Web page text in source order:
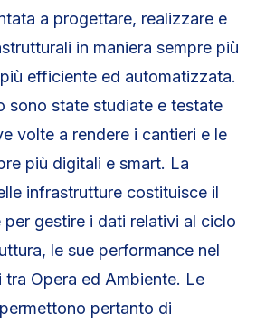
a progettare, realizzare e
in maniera sempre più
efficiente ed automatizzata.
sono state studiate e testate
volte a rendere i cantieri e le
più digitali e smart. La
infrastrutture costituisce il
gestire i dati relativi al ciclo
le sue performance nel
Opera ed Ambiente. Le
pertanto di